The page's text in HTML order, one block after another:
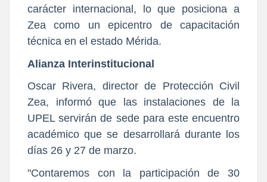
carácter internacional, lo que posiciona a
Zea como un epicentro de capacitación
técnica en el estado Mérida.
Alianza Interinstitucional
Oscar Rivera, director de Protección Civil
Zea, informó que las instalaciones de la
UPEL servirán de sede para este encuentro
académico que se desarrollará durante los
días 26 y 27 de marzo.
"Contaremos con la participación de 30